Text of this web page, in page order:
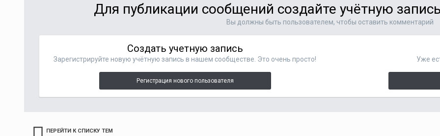
Для публикации сообщений создайте учётную
Вы должны быть пользователем, чтобы оставить комментарий
Создать учетную запись
Зарегистрируйте новую учётную запись в нашем сообществе. Это очень просто!
Регистрация нового пользователя
Уже
ПЕРЕЙТИ К СПИСКУ ТЕМ